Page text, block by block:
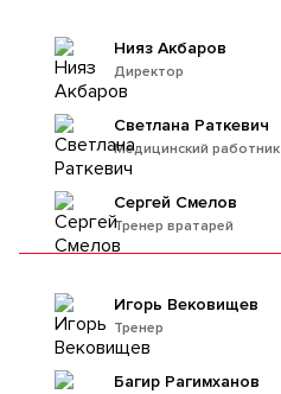
Директор
Нияз Акбаров
Медицинский работник
Светлана Раткевич
Тренер вратарей
Сергей Смелов
Тренер
Игорь Вековищев
Багир Рагимханов